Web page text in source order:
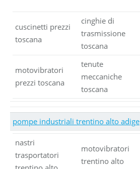
cuscinetti prezzi
toscana
cinghie di
trasmissione
toscana
motovibratori
prezzi toscana
tenute
meccaniche
toscana
pompe industriali trentino alto adige
nastri
trasportatori
motovibratori
trentino alto